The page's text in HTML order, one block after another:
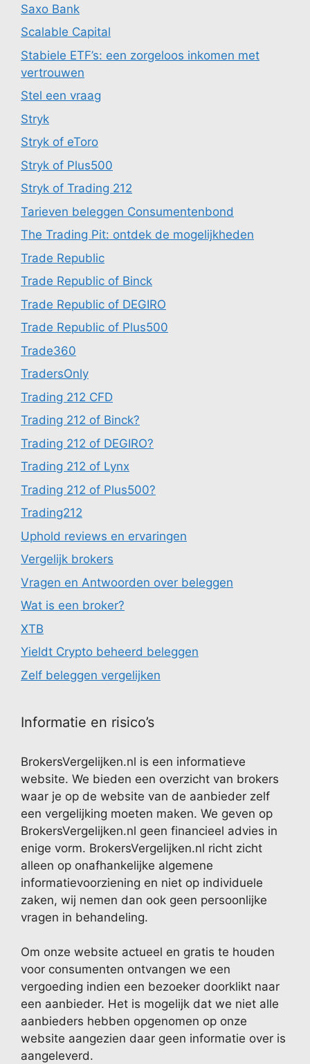
Saxo Bank
Scalable Capital
Stabiele ETF’s: een zorgeloos inkomen met
vertrouwen
Stel een vraag
Stryk
Stryk of eToro
Stryk of Plus500
Stryk of Trading 212
Tarieven beleggen Consumentenbond
The Trading Pit: ontdek de mogelijkheden
Trade Republic
Trade Republic of Binck
Trade Republic of DEGIRO
Trade Republic of Plus500
Trade360
TradersOnly
Trading 212 CFD
Trading 212 of Binck?
Trading 212 of DEGIRO?
Trading 212 of Lynx
Trading 212 of Plus500?
Trading212
Uphold reviews en ervaringen
Vergelijk brokers
Vragen en Antwoorden over beleggen
Wat is een broker?
XTB
Yieldt Crypto beheerd beleggen
Zelf beleggen vergelijken
Informatie en risico’s
BrokersVergelijken.nl is een informatieve
website. We bieden een overzicht van brokers
waar je op de website van de aanbieder zelf
een vergelijking moeten maken. We geven op
BrokersVergelijken.nl geen financieel advies in
enige vorm. BrokersVergelijken.nl richt zicht
alleen op onafhankelijke algemene
informatievoorziening en niet op individuele
zaken, wij nemen dan ook geen persoonlijke
vragen in behandeling.
Om onze website actueel en gratis te houden
voor consumenten ontvangen we een
vergoeding indien een bezoeker doorklikt naar
een aanbieder. Het is mogelijk dat we niet alle
aanbieders hebben opgenomen op onze
website aangezien daar geen informatie over is
aangeleverd.